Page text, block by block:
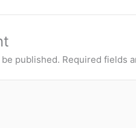
published. Required fields